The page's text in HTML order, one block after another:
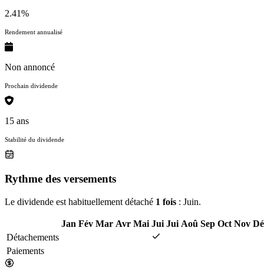
2.41%
Rendement annualisé
Non annoncé
Prochain dividende
15 ans
Stabilité du dividende
Rythme des versements
Le dividende est habituellement détaché 1 fois : Juin.
Jan Fév Mar Avr Mai Jui Jui Aoû Sep Oct Nov
Détachements
Paiements